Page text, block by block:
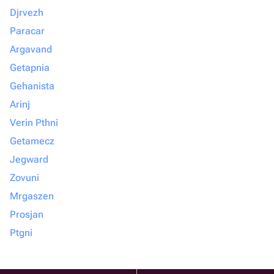
Djrvezh
Paracar
Argavand
Getapnia
Gehanista
Arinj
Verin Pthni
Getamecz
Jegward
Zovuni
Mrgaszen
Prosjan
Ptgni